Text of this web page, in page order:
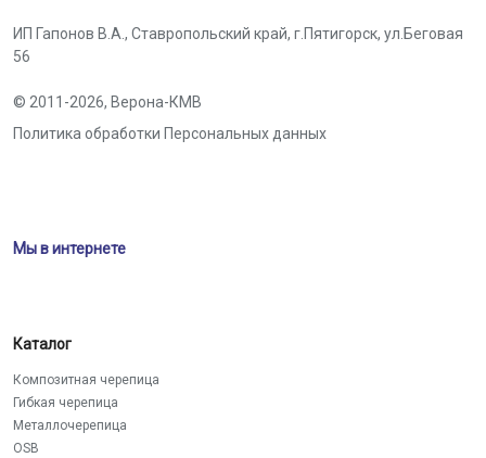
ИП Гапонов В.А., Ставропольский край, г.Пятигорск, ул.Беговая
56
© 2011-2026, Верона-КМВ
Политика обработки Персональных данных
Мы в интернете
Каталог
Композитная черепица
Гибкая черепица
Металлочерепица
OSB